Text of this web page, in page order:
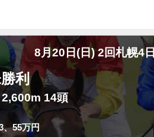
8月20日(日) 2回札幌4日
利
2,600m 14頭
、55万円